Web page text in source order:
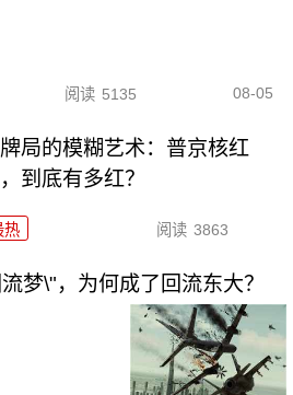
阅读 5135 08-05
局的模糊艺术：普京核红
到底有多红？
热 阅读 3863
梦\"，为何成了回流东大？